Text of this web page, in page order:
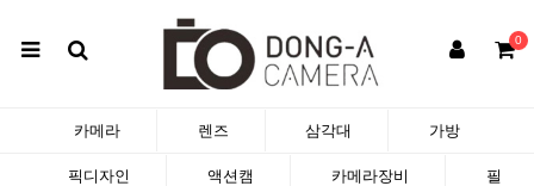
0
카메라 렌즈 삼각대 가방
픽디자인 액션캠 카메라장비
필